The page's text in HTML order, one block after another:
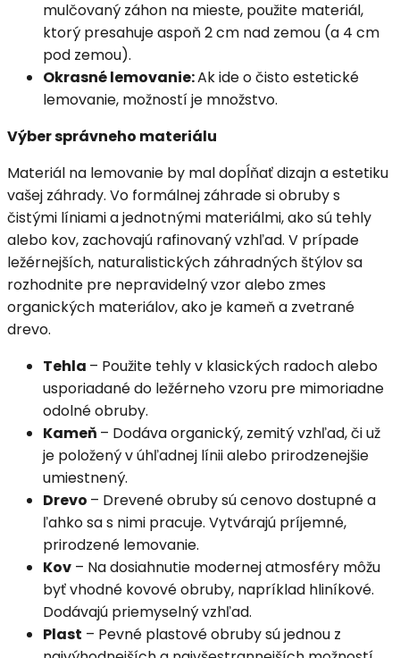
mulčovaný záhon na mieste, použite materiál,
ktorý presahuje aspoň 2 cm nad zemou (a 4 cm
pod zemou).
Okrasné lemovanie:Ak ide o čisto estetické
lemovanie, možností je množstvo.
Výber správneho materiálu
Materiál na lemovanie by mal dopĺňať dizajn a estetiku
vašej záhrady. Vo formálnej záhrade si obruby s
čistými líniami a jednotnými materiálmi, ako sú tehly
alebo kov, zachovajú rafinovaný vzhľad. V prípade
ležérnejších, naturalistických záhradných štýlov sa
rozhodnite pre nepravidelný vzor alebo zmes
organických materiálov, ako je kameň a zvetrané
drevo.
Tehla – Použite tehly v klasických radoch alebo
usporiadané do ležérneho vzoru pre mimoriadne
odolné obruby.
Kameň – Dodáva organický, zemitý vzhľad, či už
je položený v úhľadnej línii alebo prirodzenejšie
umiestnený.
Drevo – Drevené obruby sú cenovo dostupné a
ľahko sa s nimi pracuje. Vytvárajú príjemné,
prirodzené lemovanie.
Kov – Na dosiahnutie modernej atmosféry môžu
byť vhodné kovové obruby, napríklad hliníkové.
Dodávajú priemyselný vzhľad.
Plast – Pevné plastové obruby sú jednou z